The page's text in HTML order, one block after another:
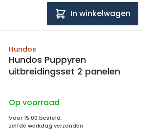
In winkelwagen
Hundos
Hundos Puppyren
uitbreidingsset 2 panelen
Op voorraad
Voor 15:00 besteld,
zelfde werkdag verzonden